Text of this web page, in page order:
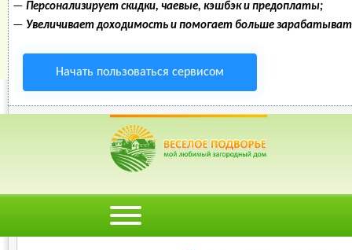
— Персонализирует скидки, чаевые, кэшбэк и предоплаты;
— Увеличивает доходимость и помогает больше
Начать пользоваться сервисом
Энциклопедия
Капуста, редис,
Веселое